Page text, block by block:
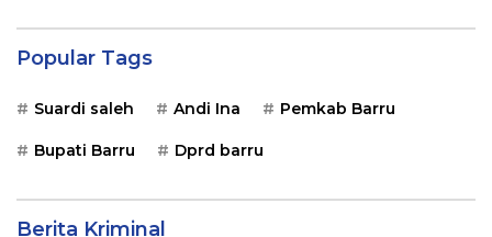
Popular Tags
Suardi saleh Andi Ina Pemkab Barru
Bupati Barru Dprd barru
Berita Kriminal